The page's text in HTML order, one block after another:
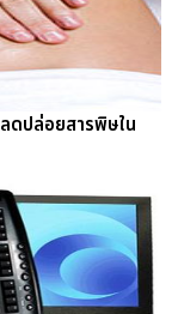
ดปล่อยสารพิษใน